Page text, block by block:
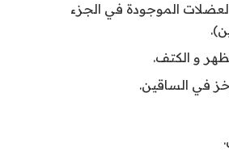
الموجودة في الجزء
و الكتف.
في الساقين.